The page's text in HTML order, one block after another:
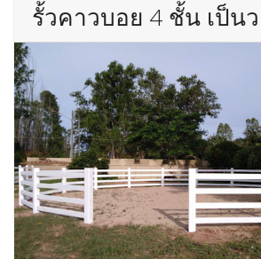
รั้วคาวบอย 4 ชั้น เป็น